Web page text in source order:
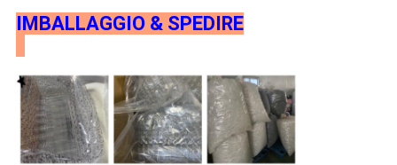
IMBALLAGGIO & SPEDIRE